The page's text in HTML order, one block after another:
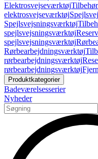
Elektrosvejseværktøj
elektrosvejseværktøj
Spejlsvejsningsværktøj
spejlsvejsningsværktøj
spejlsvejsningsværktøj
Rørbearbejdningsværktøj
rørbearbejdningsværktøj
rørbearbejdningsværktøj
Produktkategorier
Badeværelsesserier
Nyheder